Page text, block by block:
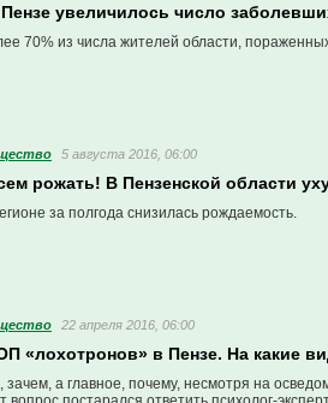
увеличилось число
70% из числа жителей области,
5 августа 2016, 06:00
рожать! В Пензенской области
за полгода снизилась рождаемость.
22 апреля 2016, 06:00
«лохотронов» в Пензе. На какие
зачем, а главное, почему, несмотря на